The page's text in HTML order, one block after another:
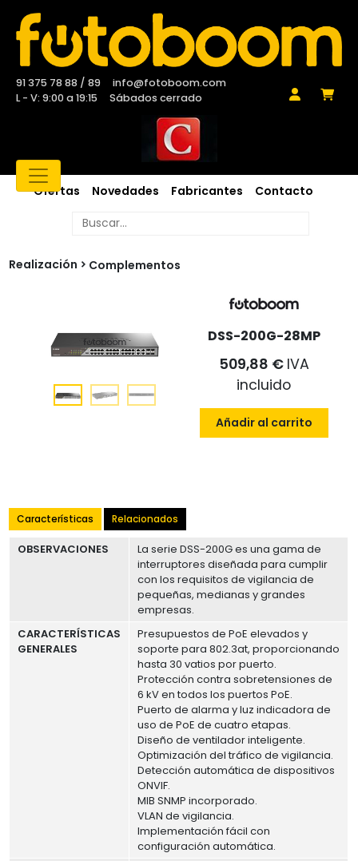
91 375 78 88 / 89
info@fotoboom.com
L - V: 9:00 a 19:15
Sábados cerrado
Ofertas Novedades Fabricantes Contacto
Realización Complementos
DSS-200G-28MP
509,88 € IVA
incluido
Añadir al carrito
Características Relacionados
OBSERVACIONES
La serie DSS-200G es una gama de
interruptores diseñada para cumplir
con los requisitos de vigilancia de
pequeñas, medianas y grandes
empresas.
CARACTERÍSTICAS
GENERALES
Presupuestos de PoE elevados y
soporte para 802.3at, proporcionando
hasta 30 vatios por puerto.
Protección contra sobretensiones de
6 kV en todos los puertos PoE.
Puerto de alarma y luz indicadora de
uso de PoE de cuatro etapas.
Diseño de ventilador inteligente.
Optimización del tráfico de vigilancia.
Detección automática de dispositivos
ONVIF.
MIB SNMP incorporado.
VLAN de vigilancia.
Implementación fácil con
configuración automática.